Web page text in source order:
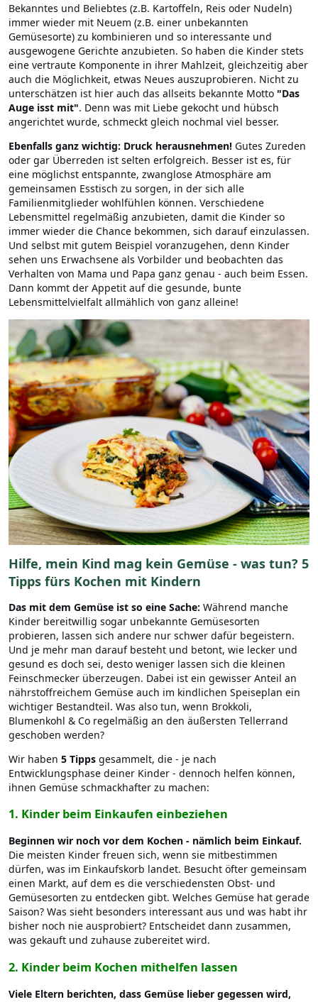
Bekanntes und Beliebtes (z.B. Kartoffeln, Reis oder Nudeln)
immer wieder mit Neuem (z.B. einer unbekannten
Gemüsesorte) zu kombinieren und so interessante und
ausgewogene Gerichte anzubieten. So haben die Kinder stets
eine vertraute Komponente in ihrer Mahlzeit, gleichzeitig aber
auch die Möglichkeit, etwas Neues auszuprobieren. Nicht zu
unterschätzen ist hier auch das allseits bekannte Motto "Das
Auge isst mit". Denn was mit Liebe gekocht und hübsch
angerichtet wurde, schmeckt gleich nochmal viel besser.
Ebenfalls ganz wichtig: Druck herausnehmen! Gutes Zureden
oder gar Überreden ist selten erfolgreich. Besser ist es, für
eine möglichst entspannte, zwanglose Atmosphäre am
gemeinsamen Esstisch zu sorgen, in der sich alle
Familienmitglieder wohlfühlen können. Verschiedene
Lebensmittel regelmäßig anzubieten, damit die Kinder so
immer wieder die Chance bekommen, sich darauf einzulassen.
Und selbst mit gutem Beispiel voranzugehen, denn Kinder
sehen uns Erwachsene als Vorbilder und beobachten das
Verhalten von Mama und Papa ganz genau - auch beim Essen.
Dann kommt der Appetit auf die gesunde, bunte
Lebensmittelvielfalt allmählich von ganz alleine!
Hilfe, mein Kind mag kein Gemüse - was tun? 5
Tipps fürs Kochen mit Kindern
Das mit dem Gemüse ist so eine Sache: Während manche
Kinder bereitwillig sogar unbekannte Gemüsesorten
probieren, lassen sich andere nur schwer dafür begeistern.
Und je mehr man darauf besteht und betont, wie lecker und
gesund es doch sei, desto weniger lassen sich die kleinen
Feinschmecker überzeugen. Dabei ist ein gewisser Anteil an
nährstoffreichem Gemüse auch im kindlichen Speiseplan ein
wichtiger Bestandteil. Was also tun, wenn Brokkoli,
Blumenkohl & Co regelmäßig an den äußersten Tellerrand
geschoben werden?
Wir haben 5 Tipps gesammelt, die - je nach
Entwicklungsphase deiner Kinder - dennoch helfen können,
ihnen Gemüse schmackhafter zu machen:
1. Kinder beim Einkaufen einbeziehen
Beginnen wir noch vor dem Kochen - nämlich beim Einkauf.
Die meisten Kinder freuen sich, wenn sie mitbestimmen
dürfen, was im Einkaufskorb landet. Besucht öfter gemeinsam
einen Markt, auf dem es die verschiedensten Obst- und
Gemüsesorten zu entdecken gibt. Welches Gemüse hat gerade
Saison? Was sieht besonders interessant aus und was habt ihr
bisher noch nie ausprobiert? Entscheidet dann zusammen,
was gekauft und zuhause zubereitet wird.
2. Kinder beim Kochen mithelfen lassen
Viele Eltern berichten, dass Gemüse lieber gegessen wird,